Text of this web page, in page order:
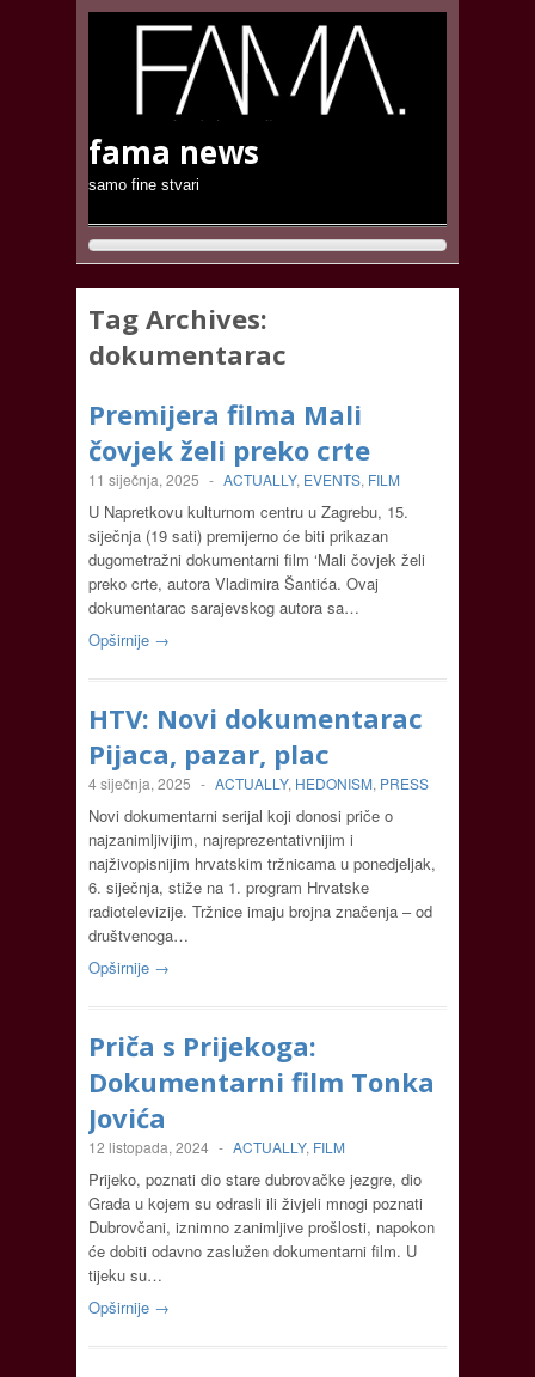
fama news
samo fine stvari
Tag Archives:
dokumentarac
Premijera filma Mali
čovjek želi preko crte
11 siječnja, 2025 - ACTUALLY, EVENTS, FILM
U Napretkovu kulturnom centru u Zagrebu, 15.
siječnja (19 sati) premijerno će biti prikazan
dugometražni dokumentarni film ‘Mali čovjek želi
preko crte, autora Vladimira Šantića. Ovaj
dokumentarac sarajevskog autora sa…
Opširnije →
HTV: Novi dokumentarac
Pijaca, pazar, plac
4 siječnja, 2025 - ACTUALLY, HEDONISM, PRESS
Novi dokumentarni serijal koji donosi priče o
najzanimljivijim, najreprezentativnijim i
najživopisnijim hrvatskim tržnicama u ponedjeljak,
6. siječnja, stiže na 1. program Hrvatske
radiotelevizije. Tržnice imaju brojna značenja – od
društvenoga…
Opširnije →
Priča s Prijekoga:
Dokumentarni film Tonka
Jovića
12 listopada, 2024 - ACTUALLY, FILM
Prijeko, poznati dio stare dubrovačke jezgre, dio
Grada u kojem su odrasli ili živjeli mnogi poznati
Dubrovčani, iznimno zanimljive prošlosti, napokon
će dobiti odavno zaslužen dokumentarni film. U
tijeku su…
Opširnije →